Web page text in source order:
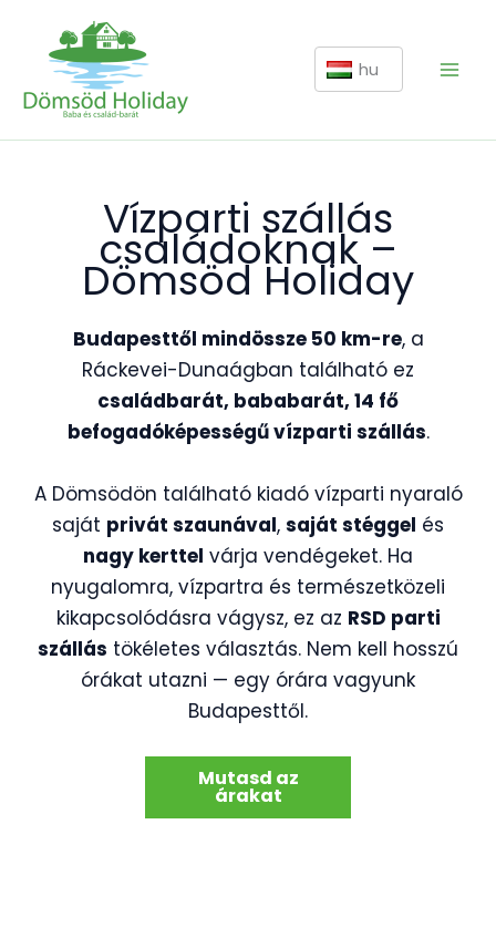
content
hu
Vízparti szállás
családoknak –
Dömsöd Holiday
Budapesttől mindössze 50 km-re, a
Ráckevei-Dunaágban található ez
családbarát, bababarát, 14 fő
befogadóképességűvízparti szállás.
A Dömsödön található kiadó vízparti nyaraló
saját privát szaunával, saját stéggel és
nagy kerttel várja vendégeket. Ha
nyugalomra, vízpartra és természetközeli
kikapcsolódásra vágysz, ez az RSD parti
szállás tökéletes választás. Nem kell hosszú
órákat utazni — egy órára vagyunk
Budapesttől.
Mutasd az
árakat